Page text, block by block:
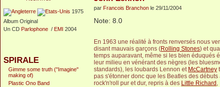
1975
Album Original
Un CD Parlophone / EMI 2004
SPIRALE
Gimme some truth ("Imagine"
making of)
Plastic Ono Band
par Francois Branchon le 29/11/2004
Note: 8.0
En 1963 une réalité à fronts renversés nous
disant mauvais garçons (Rolling Stones) et
temps auparavant, même si les bien éduqués
leur milieu en vénérant des nègres (les
standards), les loubards Lennon et McCartney
pas s'étonner donc que les Beatles des
rock'n'roll pur et dur, repris à des Little Richard ,